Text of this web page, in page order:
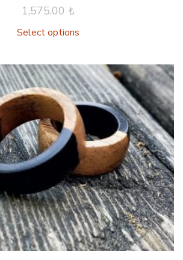
1,575.00 ₺
Select options